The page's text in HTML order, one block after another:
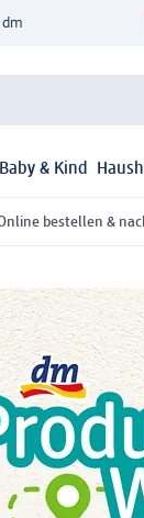
dm
Baby & Kind
bestellen &